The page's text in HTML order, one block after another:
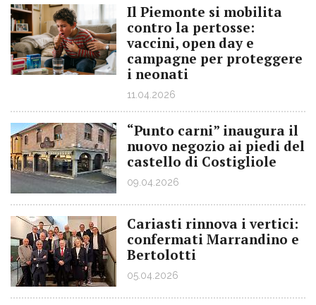
Il Piemonte si mobilita
contro la pertosse:
vaccini, open day e
campagne per proteggere
i neonati
11.04.2026
“Punto carni” inaugura il
nuovo negozio ai piedi del
castello di Costigliole
09.04.2026
Cariasti rinnova i vertici:
confermati Marrandino e
Bertolotti
05.04.2026